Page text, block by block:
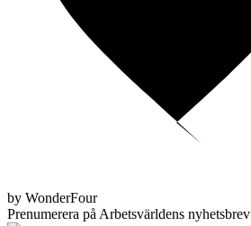
by WonderFour
Prenumerera på Arbetsvärldens nyhetsbrev